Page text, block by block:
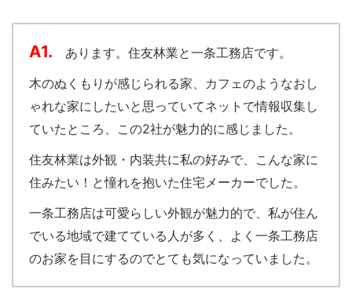
A1. あります。住友林業と一条工務店です。
木のぬくもりが感じられる家、カフェのようなおし
ゃれな家にしたいと思っていてネットで情報収集し
ていたところ、この2社が魅力的に感じました。
住友林業は外観・内装共に私の好みで、こんな家に
住みたい！と憧れを抱いた住宅メーカーでした。
一条工務店は可愛らしい外観が魅力的で、私が住ん
でいる地域で建てている人が多く、よく一条工務店
のお家を目にするのでとても気になっていました。